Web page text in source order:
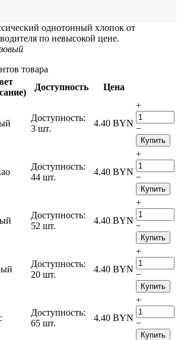
однотонный хлопок от
по невысокой цене.
товара
Доступность Цена
Доступность:
3 шт.
4.40 BYN
+
−
Купить
Доступность:
44 шт.
4.40 BYN
+
−
Купить
Доступность:
52 шт.
4.40 BYN
+
−
Купить
Доступность:
20 шт.
4.40 BYN
+
−
Купить
Доступность:
65 шт.
4.40 BYN
+
−
Купить